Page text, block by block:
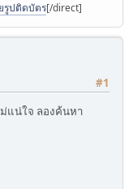
รูปติดบัตร[/direct]
#1
แน่ใจ ลองค้นหา